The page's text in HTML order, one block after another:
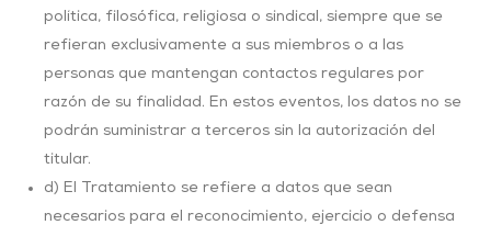
política, filosófica, religiosa o sindical, siempre que se
refieran exclusivamente a sus miembros o a las
personas que mantengan contactos regulares por
razón de su finalidad. En estos eventos, los datos no se
podrán suministrar a terceros sin la autorización del
titular.
d) El Tratamiento se refiere a datos que sean
necesarios para el reconocimiento, ejercicio o defensa